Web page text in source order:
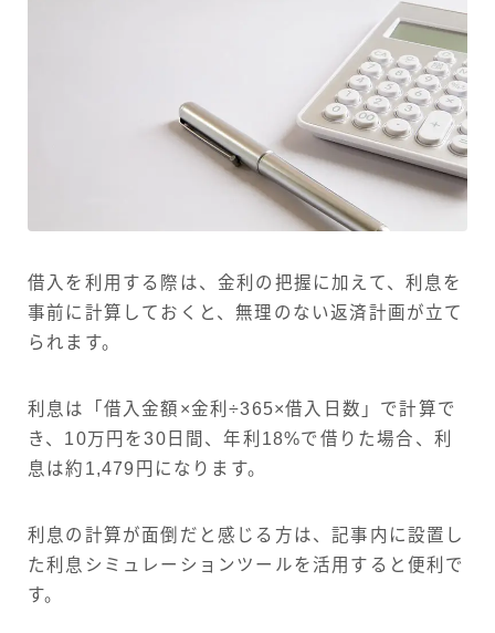
借入を利用する際は、金利の把握に加えて、利息を
事前に計算しておくと、無理のない返済計画が立て
られます。
利息は「借入金額×金利÷365×借入日数」で計算で
き、10万円を30日間、年利18%で借りた場合、利
息は約1,479円になります。
利息の計算が面倒だと感じる方は、記事内に設置し
た利息シミュレーションツールを活用すると便利で
す。